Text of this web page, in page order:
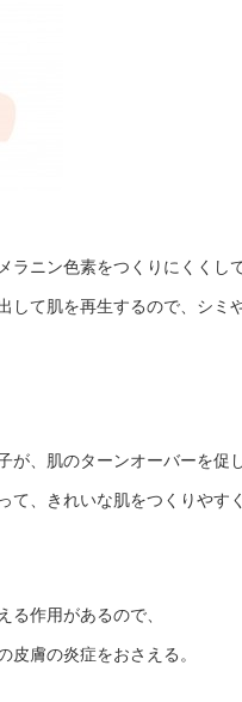
ラニン色素をつくりにくくして
して肌を再生するので、シミ
が、肌のターンオーバーを促
て、きれいな肌をつくりやす
る作用があるので、
皮膚の炎症をおさえる。